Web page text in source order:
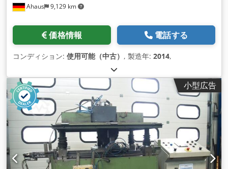
Ahaus 9,129 km
価格情報 電話する
コンディション: 使用可能（中古） , 製造年: 2014,
小型広告